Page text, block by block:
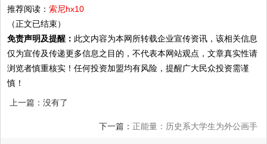
推荐阅读：索尼hx10
（正文已结束）
免责声明及提醒： 此文内容为本网所转载企业宣传资讯，该相关信息
仅为宣传及传递更多信息之目的，不代表本网站观点，文章真实性请
浏览者慎重核实！任何投资加盟均有风险，提醒广大民众投资需谨
慎！
上一篇：没有了
下一篇： 正能量：历史系大学生为外公画手